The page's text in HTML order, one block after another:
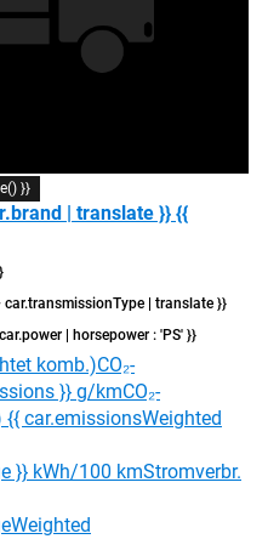
}}
| translate }} {{
| translate }}
| horsepower : 'PS' }}
komb.)CO₂-
}} g/kmCO₂-
car.emissionsWeighted
}} kWh/100 kmStromverbr.